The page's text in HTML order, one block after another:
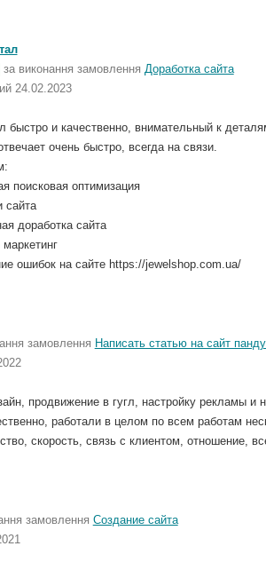
за виконання замовлення Доработка сайта
24.02.2023
быстро и качественно, внимательный к
очень быстро, всегда на связи.
поисковая оптимизация
сайта
доработка сайта
ошибок на сайте https://jewelshop.com.ua/
замовлення Написать статью на сайт
продвижение в гугл, настройку рекламы и
работали в целом по всем работам
скорость, связь с клиентом, отношение,
замовлення Создание сайта